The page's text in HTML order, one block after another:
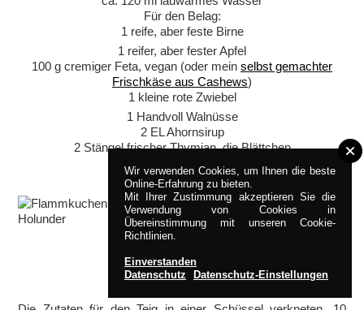
Für den Belag:
1 reife, aber feste Birne
1 reifer, aber fester Apfel
100 g cremiger Feta, vegan (oder mein selbst gemachter
Frischkäse aus Cashews)
1 kleine rote Zwiebel
1 Handvoll Walnüsse
2 EL Ahornsirup
2 Stängel frischer Thymian, die Blättchen
ZUBEREITUNG
Wir verwenden Cookies, um Ihnen die beste
Online-Erfahrung zu bieten.
Mit Ihrer Zustimmung akzeptieren Sie die
Verwendung von Cookies in
Übereinstimmung mit unseren Cookie-
Richtlinien.
Einverstanden
Datenschutz
Datenschutz-Einstellungen